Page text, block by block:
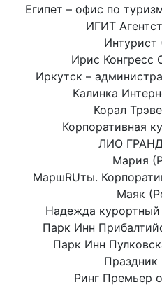
Египет – офис по
ИГИТ
Интурист
Ирис Конгресс
Иркутск –
Калинка
Корал
Корпоративная
ЛИО
Мария
МаршRUты.
Маяк
Надежда
Парк Инн
Парк Инн
Праздник
Ринг Премьер